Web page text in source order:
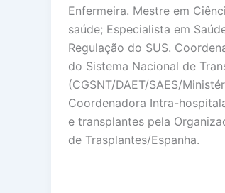
Enfermeira. Mestre em
saúde; Especialista em
Regulação do SUS.
do Sistema Nacional de
(CGSNT/DAET/SAES/
Coordenadora Intra-
e transplantes pela
de Trasplantes/Espanha.